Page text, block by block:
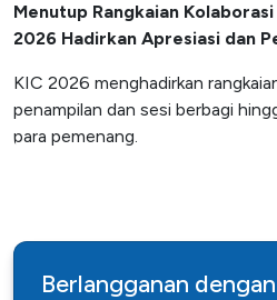
Menutup Rangkaian Kolaborasi
2026 Hadirkan Apresiasi dan
KIC 2026 menghadirkan
penampilan dan sesi berbagi
para pemenang.
Berlangganan